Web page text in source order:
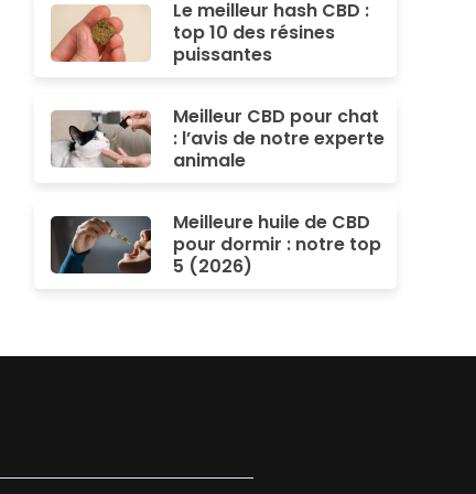
Le meilleur hash CBD :
top 10 des résines
puissantes
Meilleur CBD pour chat
: l’avis de notre experte
animale
Meilleure huile de CBD
pour dormir : notre top
5 (2026)